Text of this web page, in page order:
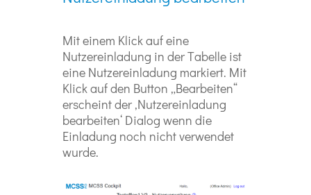
Mit einem Klick auf eine
Nutzereinladung in der Tabelle ist
eine Nutzereinladung markiert. Mit
Klick auf den Button „Bearbeiten“
erscheint der ‚Nutzereinladung
bearbeiten‘ Dialog wenn die
Einladung noch nicht verwendet
wurde.